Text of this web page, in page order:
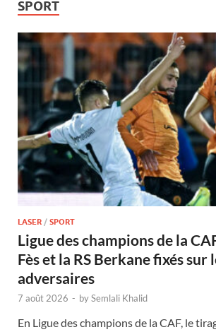
SPORT
LASER / SPORT
Ligue des champions de la
Fès et la RS Berkane fixés sur
adversaires
7 août 2026 - bySemlali Khalid
En Ligue des champions de la CAF, le